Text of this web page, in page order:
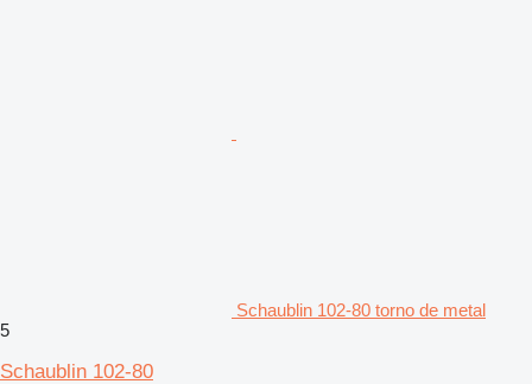
Schaublin 102-80 torno de metal
5
Schaublin 102-80